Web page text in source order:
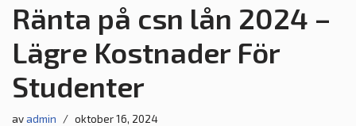
Ränta på csn lån 2024 –
Lägre Kostnader För
Studenter
avadmin oktober 16, 2024